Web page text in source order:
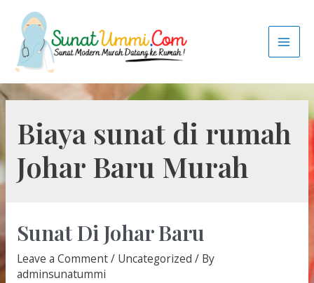
Biaya sunat di rumah
Johar Baru Murah
Sunat Di Johar Baru
Leave a Comment/ Uncategorized / By
adminsunatummi